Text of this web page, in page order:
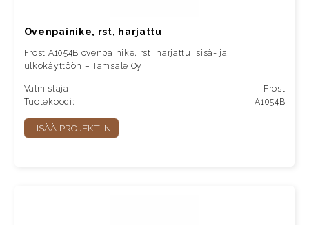
Ovenpainike, rst, harjattu
Frost A1054B ovenpainike, rst, harjattu, sisä- ja
ulkokäyttöön – Tamsale Oy
Valmistaja:
Frost
Tuotekoodi:
A1054B
LISÄÄ PROJEKTIIN